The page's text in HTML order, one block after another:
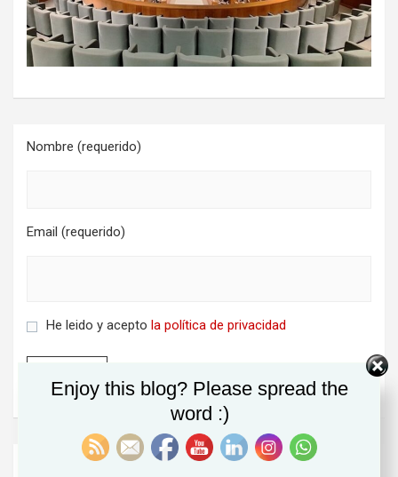
Nombre (requerido)
Email (requerido)
He leido y acepto la política de privacidad
Enjoy this blog? Please spread the
word :)